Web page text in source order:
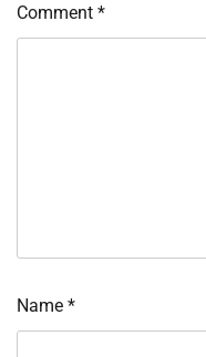
Comment *
Name *